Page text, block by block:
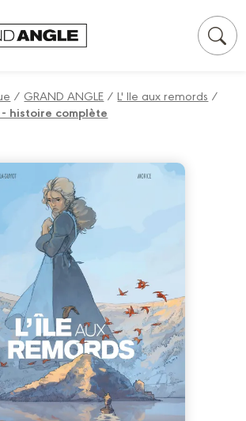
/ GRAND ANGLE /L' Ile aux remords /
histoire complète